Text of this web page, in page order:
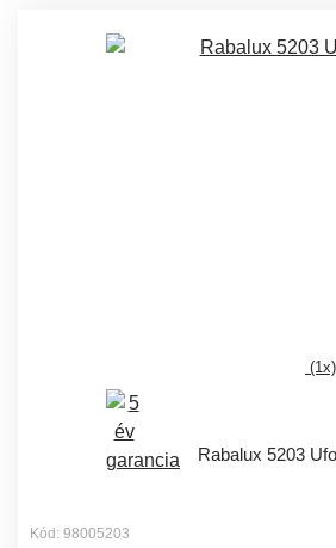
(1x)
Rabalux 5203 Ufo
Kód: 98005203